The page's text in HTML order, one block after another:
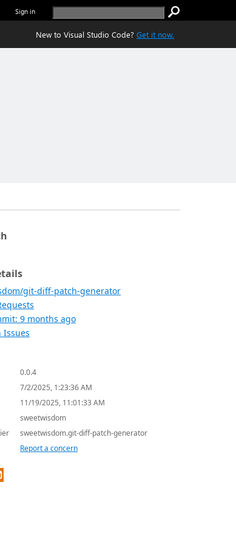
Sign in
New to Visual Studio Code? Get it now.
git-diff-patch-generator
9 months ago
Issues
0.0.4
7/2/2025, 1:23:36 AM
11/19/2025, 11:01:33 AM
sweetwisdom
sweetwisdom.git-diff-patch-generator
Report a concern